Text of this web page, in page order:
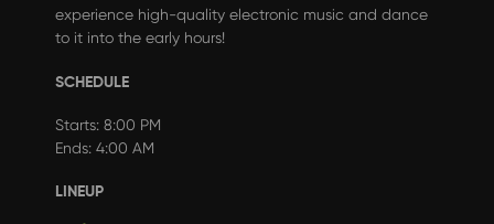
experience high-quality electronic music and dance
to it into the early hours!
SCHEDULE
Starts: 8:00 PM
Ends: 4:00 AM
LINEUP